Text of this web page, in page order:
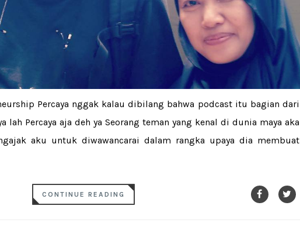
Percaya nggak kalau dibilang bahwa podcast itu bagian dari
lah Percaya aja deh ya Seorang teman yang kenal di dunia maya aka
aku untuk diwawancarai dalam rangka upaya dia membuat
CONTINUE READING